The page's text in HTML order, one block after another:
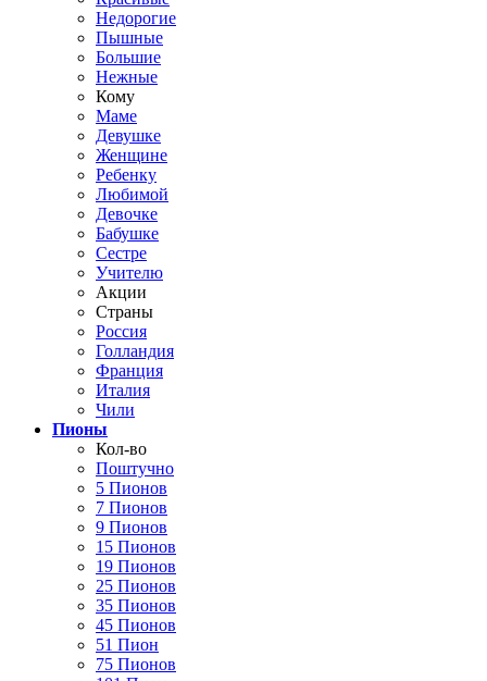
Недорогие
Пышные
Большие
Нежные
Кому
Маме
Девушке
Женщине
Ребенку
Любимой
Девочке
Бабушке
Сестре
Учителю
Акции
Страны
Россия
Голландия
Франция
Италия
Чили
Пионы
Кол-во
Поштучно
5 Пионов
7 Пионов
9 Пионов
15 Пионов
19 Пионов
25 Пионов
35 Пионов
45 Пионов
51 Пион
75 Пионов